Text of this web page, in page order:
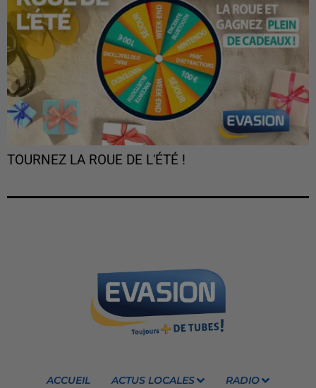
TOURNEZ LA ROUE DE L'ÉTÉ !
ACCUEIL ACTUS LOCALES RADIO